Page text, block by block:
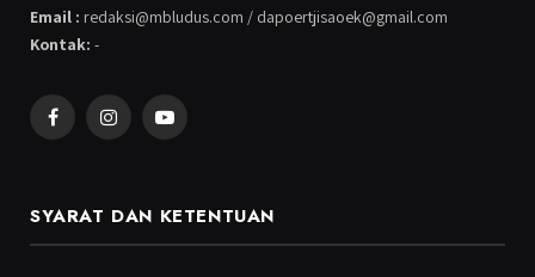
Email : redaksi@mbludus.com / dapoertjisaoek@gmail.com
Kontak: -
FacebookInstagramYouTube
SYARAT DAN KETENTUAN